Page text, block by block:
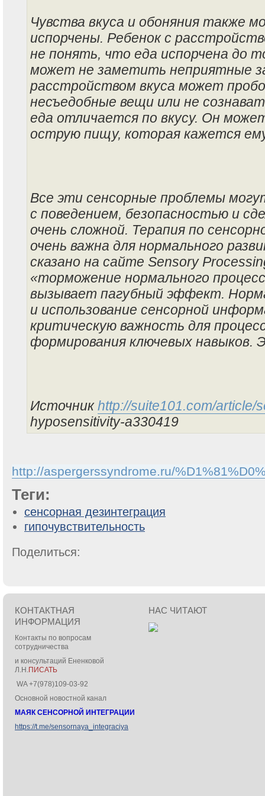
Чувства вкуса и обоняния также
испорчены. Ребенок с
не понять, что еда испорчена до
может не заметить неприятные
расстройством вкуса может
несъедобные вещи или не
еда отличается по вкусу. Он
острую пищу, которая кажется
Все эти сенсорные проблемы
с поведением, безопасностью и
очень сложной. Терапия по
очень важна для нормального
сказано на сайте Sensory
«торможение нормального
вызывает пагубный эффект.
и использование сенсорной
критическую важность для
формирования ключевых навыков.
Источникhttp://suite101.com/article/
hyposensitivity-a330419
http://aspergerssyndrome.ru/
Теги:
сенсорная дезинтеграция
гипочувствительность
Поделиться:
КОНТАКТНАЯ
ИНФОРМАЦИЯ
Контакты по вопросам
сотрудничества
и консультаций Ененковой
Л.Н.ПИСАТЬ
WA +7(978)109-03-92
Основной новостной канал
МАЯК СЕНСОРНОЙ ИНТЕГРАЦИИ
https://t.me/sensornaya_integraciya
НАС ЧИТАЮТ